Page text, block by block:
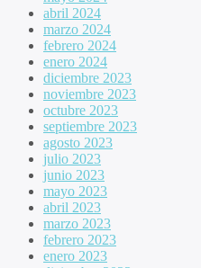
abril 2024
marzo 2024
febrero 2024
enero 2024
diciembre 2023
noviembre 2023
octubre 2023
septiembre 2023
agosto 2023
julio 2023
junio 2023
mayo 2023
abril 2023
marzo 2023
febrero 2023
enero 2023